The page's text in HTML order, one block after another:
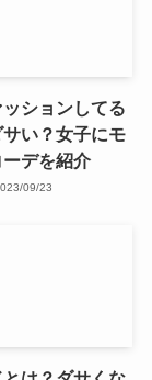
ションしてる
サい？女子にモ
デを紹介
09/23